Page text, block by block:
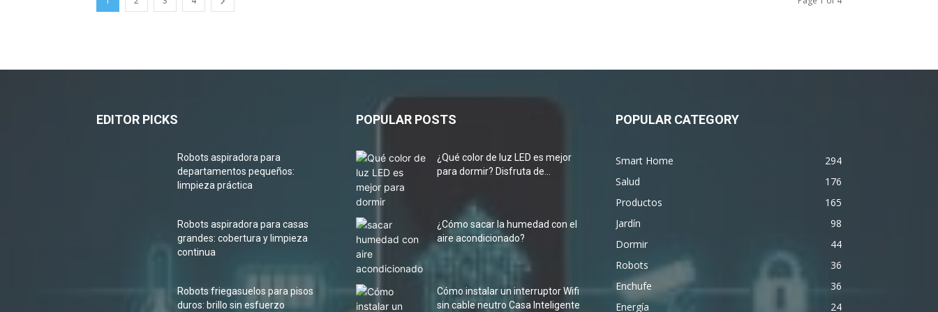
EDITOR PICKS
Robots aspiradora para
departamentos pequeños:
limpieza práctica
Robots aspiradora para casas
grandes: cobertura y limpieza
continua
Robots friegasuelos para pisos
duros: brillo sin esfuerzo
POPULAR POSTS
¿Qué color de luz LED es mejor
para dormir? Disfruta de...
¿Cómo sacar la humedad con el
aire acondicionado?
Cómo instalar un interruptor Wifi
sin cable neutro Casa Inteligente
POPULAR CATEGORY
Smart Home
294
Salud
176
Productos
165
Jardín
98
Dormir
44
Robots
36
Enchufe
36
Energía
24